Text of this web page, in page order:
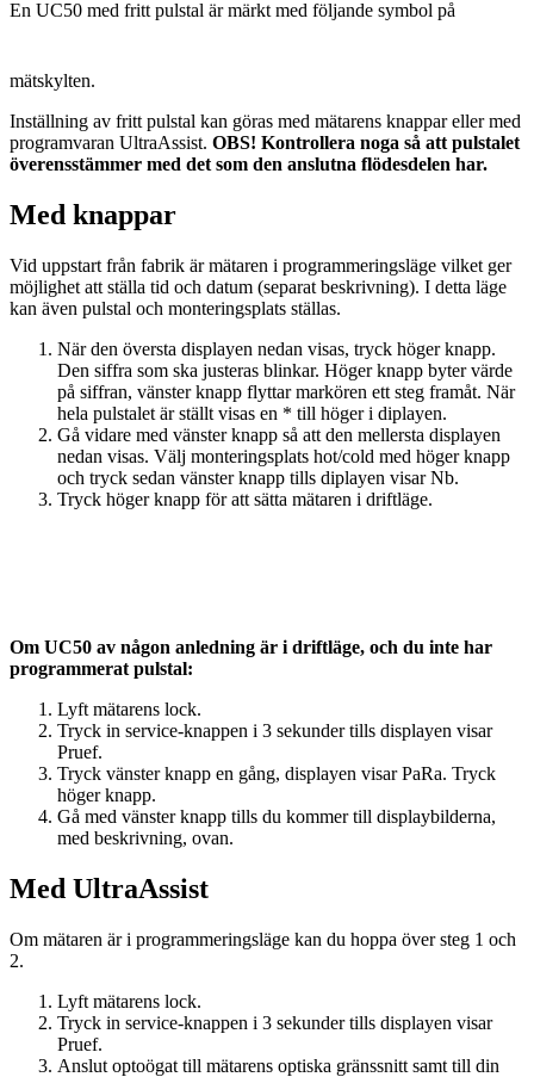
En UC50 med fritt pulstal är märkt med följande symbol på
mätskylten.
Inställning av fritt pulstal kan göras med mätarens knappar eller med
programvaran UltraAssist. OBS! Kontrollera noga så att pulstalet
överensstämmer med det som den anslutna flödesdelen har.
Med knappar
Vid uppstart från fabrik är mätaren i programmeringsläge vilket ger
möjlighet att ställa tid och datum (separat beskrivning). I detta läge
kan även pulstal och monteringsplats ställas.
När den översta displayen nedan visas, tryck höger knapp.
Den siffra som ska justeras blinkar. Höger knapp byter värde
på siffran, vänster knapp flyttar markören ett steg framåt. När
hela pulstalet är ställt visas en * till höger i diplayen.
Gå vidare med vänster knapp så att den mellersta displayen
nedan visas. Välj monteringsplats hot/cold med höger knapp
och tryck sedan vänster knapp tills diplayen visar Nb.
Tryck höger knapp för att sätta mätaren i driftläge.
Om UC50 av någon anledning är i driftläge, och du inte har
programmerat pulstal:
Lyft mätarens lock.
Tryck in service-knappen i 3 sekunder tills displayen visar
Pruef.
Tryck vänster knapp en gång, displayen visar PaRa. Tryck
höger knapp.
Gå med vänster knapp tills du kommer till displaybilderna,
med beskrivning, ovan.
Med UltraAssist
Om mätaren är i programmeringsläge kan du hoppa över steg 1 och
2.
Lyft mätarens lock.
Tryck in service-knappen i 3 sekunder tills displayen visar
Pruef.
Anslut optoögat till mätarens optiska gränssnitt samt till din